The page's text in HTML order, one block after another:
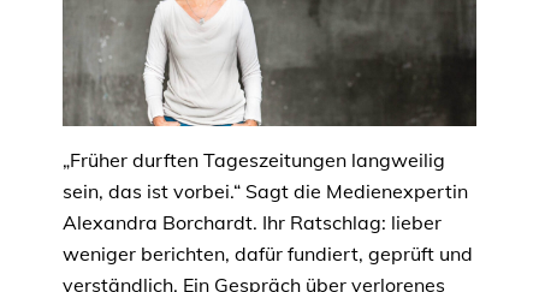
„Früher durften Tageszeitungen langweilig
sein, das ist vorbei.“ Sagt die Medienexpertin
Alexandra Borchardt. Ihr Ratschlag: lieber
weniger berichten, dafür fundiert, geprüft und
verständlich. Ein Gespräch über verlorenes